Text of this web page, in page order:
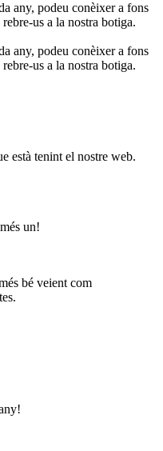
any, podeu conèixer a fons
us a la nostra botiga.
any, podeu conèixer a fons
us a la nostra botiga.
està tenint el nostre web.
un!
bé veient com